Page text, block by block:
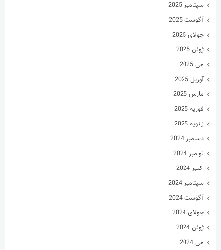
سپتامبر 2025
آگوست 2025
جولای 2025
ژوئن 2025
می 2025
آوریل 2025
مارس 2025
فوریه 2025
ژانویه 2025
دسامبر 2024
نوامبر 2024
اکتبر 2024
سپتامبر 2024
آگوست 2024
جولای 2024
ژوئن 2024
می 2024